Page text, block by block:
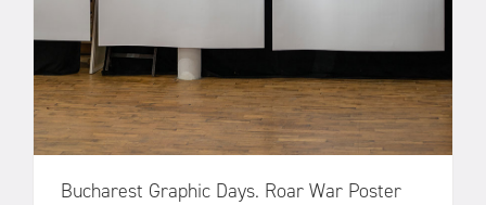
Bucharest Graphic Days. Roar War Poster